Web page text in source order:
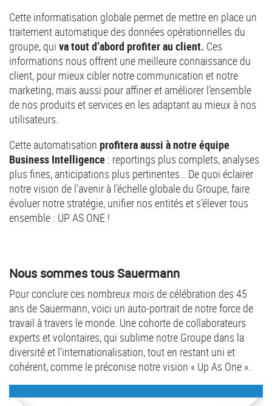
Cette informatisation globale permet de mettre en place un
traitement automatique des données opérationnelles du
groupe, qui va tout d’abord profiter au client. Ces
informations nous offrent une meilleure connaissance du
client, pour mieux cibler notre communication et notre
marketing, mais aussi pour affiner et améliorer l’ensemble
de nos produits et services en les adaptant au mieux à nos
utilisateurs.
Cette automatisation profitera aussi à notre équipe
Business Intelligence : reportings plus complets, analyses
plus fines, anticipations plus pertinentes… De quoi éclairer
notre vision de l’avenir à l’échelle globale du Groupe, faire
évoluer notre stratégie, unifier nos entités et s’élever tous
ensemble : UP AS ONE !
Nous sommes tous Sauermann
Pour conclure ces nombreux mois de célébration des 45
ans de Sauermann, voici un auto-portrait de notre force de
travail à travers le monde. Une cohorte de collaborateurs
experts et volontaires, qui sublime notre Groupe dans la
diversité et l’internationalisation, tout en restant uni et
cohérent, comme le préconise notre vision « Up As One ».